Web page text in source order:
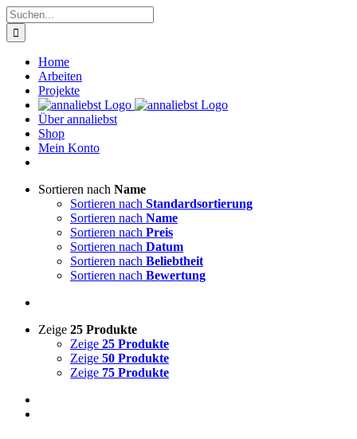
Zum
Inhalt
springen
Suche
nach:
Home
Arbeiten
Projekte
Über annaliebst
Shop
Mein Konto
Sortieren nach Name
Sortieren nach Standardsortierung
Sortieren nach Name
Sortieren nach Preis
Sortieren nach Datum
Sortieren nach Beliebtheit
Sortieren nach Bewertung
Zeige 25 Produkte
Zeige 25 Produkte
Zeige 50 Produkte
Zeige 75 Produkte